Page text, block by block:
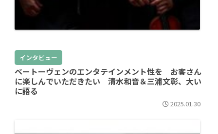
インタビュー
ベートーヴェンのエンタテインメント性を お客さん
に楽しんでいただきたい 清水和音＆三浦文彰、大い
に語る
2025.01.30